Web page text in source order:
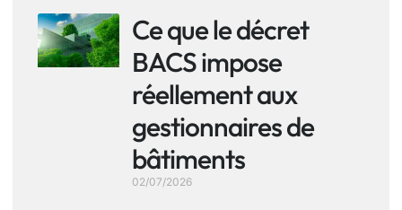
Ce que le décret
BACS impose
réellement aux
gestionnaires de
bâtiments
02/07/2026